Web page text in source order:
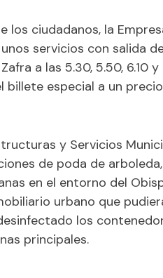
ciudadanos, la
servicios con salida
a las 5.30, 5.50, 6.10
especial a un
y Servicios
de poda de
en el entorno del
urbano que
los
principales.